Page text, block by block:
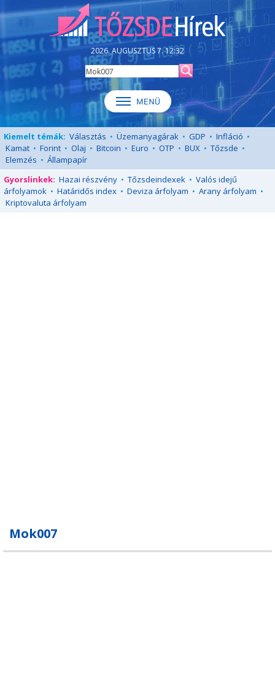
2026. AUGUSZTUS 7. 12:32
Kiemelt témák: Választás • Üzemanyagárak • GDP • Infláció •
Kamat • Forint • Olaj • Bitcoin • Euro • OTP • BUX • Tőzsde •
Elemzés • Állampapír
Gyorslinkek: Hazai részvény • Tőzsdeindexek • Valós idejű
árfolyamok • Határidős index • Deviza árfolyam • Arany árfolyam •
Kriptovaluta árfolyam
Mok007